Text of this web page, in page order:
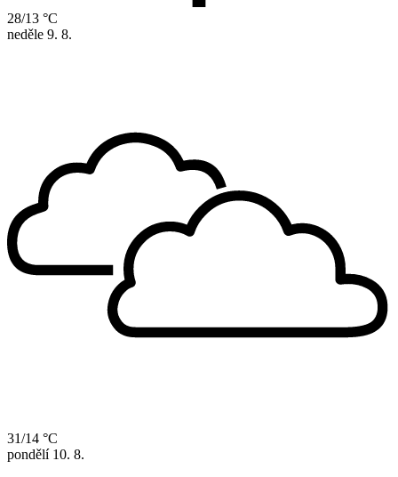
28/13 °C
neděle 9. 8.
31/14 °C
pondělí 10. 8.